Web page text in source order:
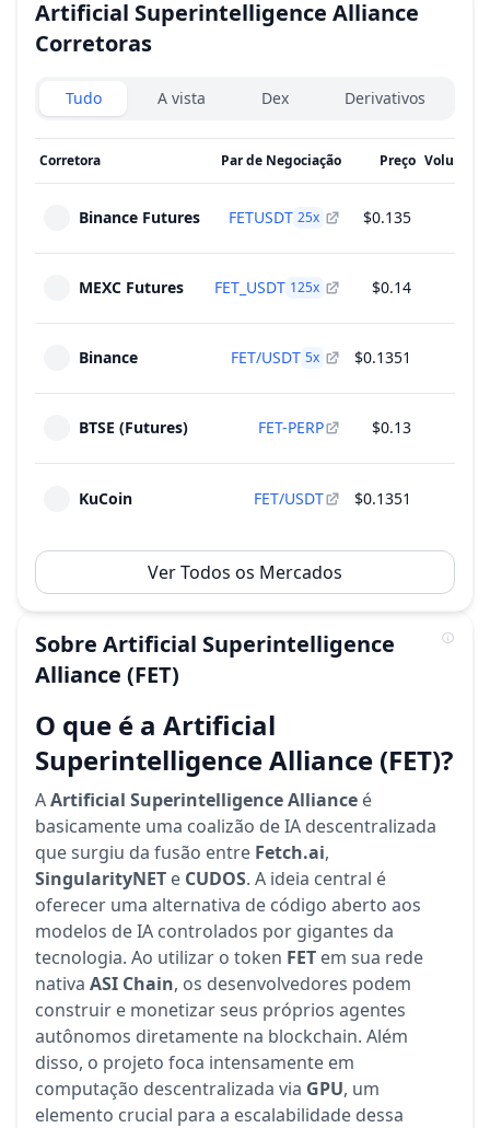
Artificial Superintelligence Alliance
Corretoras
Exchanges type
Tudo A vista Dex Derivativos
Corretora Par de Negociação Preço Volume
Binance Futures FETUSDT 25x $0.135
MEXC Futures FET_USDT 125x $0.14
Binance FET/USDT 5x $0.1351
BTSE (Futures) FET-PERP $0.13
KuCoin FET/USDT $0.1351
Ver Todos os Mercados
Sobre Artificial Superintelligence
Alliance (FET)
O que é a Artificial
Superintelligence Alliance (FET)?
AArtificial Superintelligence Alliance é
basicamente uma coalizão de IA descentralizada
que surgiu da fusão entre Fetch.ai,
SingularityNET e CUDOS. A ideia central é
oferecer uma alternativa de código aberto aos
modelos de IA controlados por gigantes da
tecnologia. Ao utilizar o token FET em sua rede
nativa ASI Chain, os desenvolvedores podem
construir e monetizar seus próprios agentes
autônomos diretamente na blockchain. Além
disso, o projeto foca intensamente em
computação descentralizada via GPU, um
elemento crucial para a escalabilidade dessa